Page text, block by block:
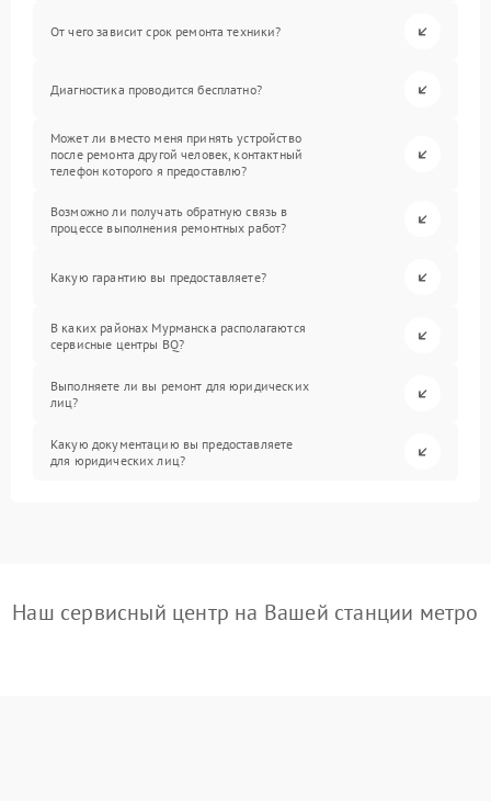
От чего зависит срок ремонта техники?
Диагностика проводится бесплатно?
Может ли вместо меня принять устройство
после ремонта другой человек, контактный
телефон которого я предоставлю?
Возможно ли получать обратную связь в
процессе выполнения ремонтных работ?
Какую гарантию вы предоставляете?
В каких районах Мурманска располагаются
сервисные центры BQ?
Выполняете ли вы ремонт для юридических
лиц?
Какую документацию вы предоставляете
для юридических лиц?
Наш сервисный центр на Вашей станции метро